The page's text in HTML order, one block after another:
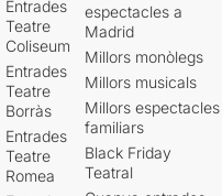
Entrades
Teatre
Coliseum
Entrades
Teatre
Borràs
Entrades
Teatre
Romea
espectacles a
Madrid
Millors monòlegs
Millors musicals
Millors espectacles
familiars
Black Friday
Teatral